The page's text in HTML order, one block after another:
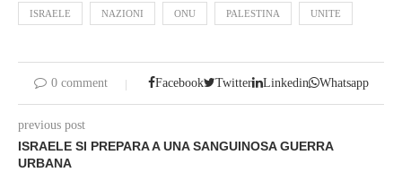
ISRAELE NAZIONI ONU PALESTINA UNITE
0 comment Facebook Twitter Linkedin Whatsapp
previous post
ISRAELE SI PREPARA A UNA SANGUINOSA GUERRA
URBANA